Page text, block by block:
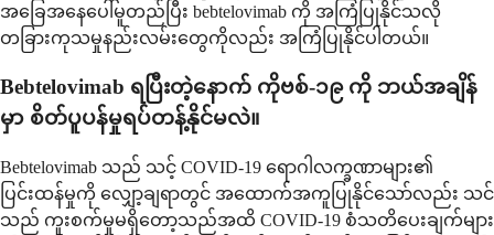
အခြေအနေပေါ်မူတည်ပြီး bebtelovimab ကို အကြံပြုနိုင်သလို
တခြားကုသမှုနည်းလမ်းတွေကိုလည်း အကြံပြုနိုင်ပါတယ်။
Bebtelovimab ရပြီးတဲ့နောက် ကိုဗစ်-၁၉ ကို ဘယ်အချိန်
မှာ စိတ်ပူပန်မှုရပ်တန့်နိုင်မလဲ။
Bebtelovimab သည် သင့် COVID-19 ရောဂါလက္ခဏာများ၏
ပြင်းထန်မှုကို လျှော့ချရာတွင် အထောက်အကူပြုနိုင်သော်လည်း သင်
သည် ကူးစက်မှုမရှိတော့သည်အထိ COVID-19 စံသတိပေးချက်များ